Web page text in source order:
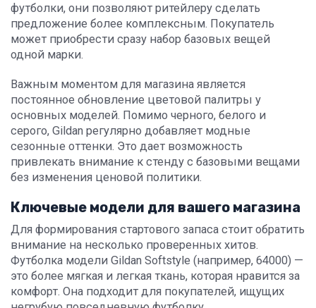
футболки, они позволяют ритейлеру сделать
предложение более комплексным. Покупатель
может приобрести сразу набор базовых вещей
одной марки.
Важным моментом для магазина является
постоянное обновление цветовой палитры у
основных моделей. Помимо черного, белого и
серого, Gildan регулярно добавляет модные
сезонные оттенки. Это дает возможность
привлекать внимание к стенду с базовыми вещами
без изменения ценовой политики.
Ключевые модели для вашего магазина
Для формирования стартового запаса стоит обратить
внимание на несколько проверенных хитов.
Футболка модели Gildan Softstyle (например, 64000) —
это более мягкая и легкая ткань, которая нравится за
комфорт. Она подходит для покупателей, ищущих